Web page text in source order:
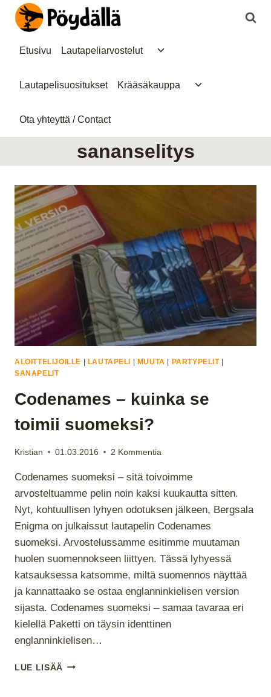
Siirry
sisältöön
Etusivu Lautapeliarvostelut
Lautapelisuositukset Krääsäkauppa
Ota yhteyttä / Contact
sananselitys
ALOITTELIJOILLE LAUTAPELI MUUTA PARTYPELIT|
SANAPELIT
Codenames – kuinka se
toimii suomeksi?
Kristian 01.03.2016 2 Kommentia
Codenames suomeksi – sitä toivoimme
arvosteltuamme pelin noin kaksi kuukautta sitten.
Nyt, kohtuullisen lyhyen odotuksen jälkeen, Bergsala
Enigma on julkaissut lautapelin Codenames
suomeksi. Arvostelussamme esitimme muutaman
huolen suomennokseen liittyen. Tässä lyhyessä
katsauksessa katsomme, miltä suomennos näyttää
ja kannattaako se ostaa englanninkielisen version
sijasta. Codenames suomeksi – samaa tavaraa eri
kielellä Paketti on täysin identtinen
englanninkielisen…
LUE LISÄÄ CODENAMES